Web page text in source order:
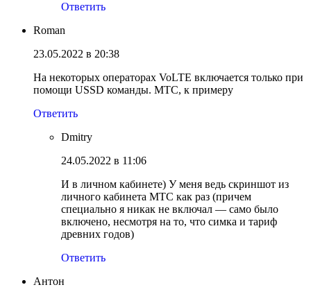
Ответить
Roman
23.05.2022 в 20:38
На некоторых операторах VoLTE включается только при
помощи USSD команды. МТС, к примеру
Ответить
Dmitry
24.05.2022 в 11:06
И в личном кабинете) У меня ведь скриншот из
личного кабинета МТС как раз (причем
специально я никак не включал — само было
включено, несмотря на то, что симка и тариф
древних годов)
Ответить
Антон